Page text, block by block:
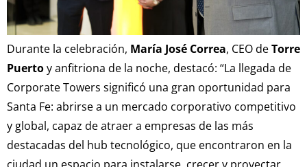
Durante la celebración, María José Correa, CEO deTorre
Puertoy anfitriona de la noche, destacó: “La llegada de
Corporate Towers significó una gran oportunidad para
Santa Fe: abrirse a un mercado corporativo competitivo
y global, capaz de atraer a empresas de las más
destacadas del hub tecnológico, que encontraron en la